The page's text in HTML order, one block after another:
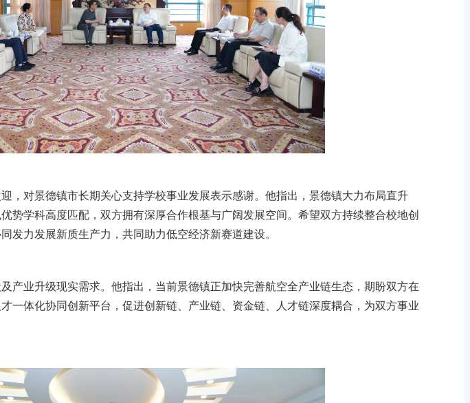
，对景德镇市长期关心支持学校事业发展表示感谢。他指出，景德镇大力布局直升
势学科高度匹配，双方拥有深厚合作根基与广阔发展空间。希望双方持续整合校地创
发力发展新质生产力，共同助力低空经济新赛道建设。
产业升级现实需求。他指出，当前景德镇正加快完善航空全产业链生态，期盼双方在
一体化协同创新平台，促进创新链、产业链、资金链、人才链深度耦合，为双方事业